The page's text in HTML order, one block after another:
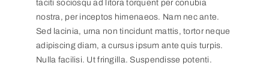
taciti sociosqu ad litora torquent per conubia
nostra, per inceptos himenaeos. Nam nec ante.
Sed lacinia, urna non tincidunt mattis, tortor neque
adipiscing diam, a cursus ipsum ante quis turpis.
Nulla facilisi. Ut fringilla. Suspendisse potenti.